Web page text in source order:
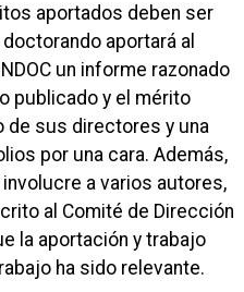
aportados deben ser
aportará al
un informe razonado
publicado y el mérito
de sus directores y una
por una cara. Además,
a varios autores,
al Comité de Dirección
la aportación y trabajo
ha sido relevante.